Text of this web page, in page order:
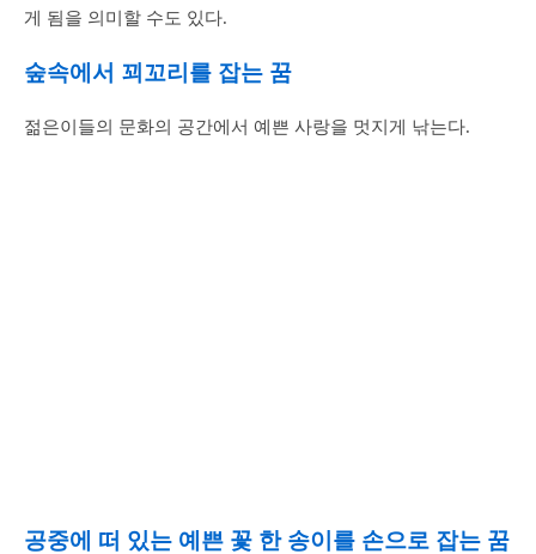
게 됨을 의미할 수도 있다.
숲속에서 꾀꼬리를 잡는 꿈
젊은이들의 문화의 공간에서 예쁜 사랑을 멋지게 낚는다.
공중에 떠 있는 예쁜 꽃 한 송이를 손으로 잡는 꿈